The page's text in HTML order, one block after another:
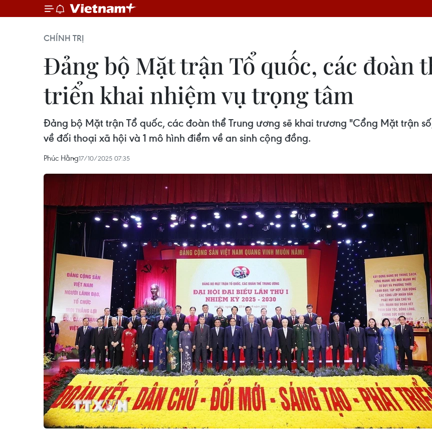
CHÍNH TRỊ
Đảng bộ Mặt trận Tổ quốc, các đoàn
triển khai nhiệm vụ trọng tâm
Đảng bộ Mặt trận Tổ quốc, các đoàn thể Trung ương sẽ khai trương "Cổng Mặt trận
về đối thoại xã hội và 1 mô hình điểm về an sinh cộng đồng.
Phúc Hằng17/10/2025 07:35